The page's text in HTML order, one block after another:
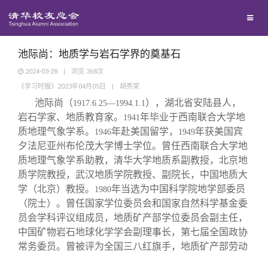
西南联大校友会
义工计划
新媒体平台
青春风采
校友文苑
校友讲坛
校友视界
校友服务
终身学习
校友总会
池际尚：地质学与岩石学界的奠基石
2024-03-28 | 浏览 368次
《学习时报》2023年04月05日
| 胡秀荣
池际尚（1917.6.25—1994.1.1），湖北省安陆县人，
岩石学家、地质教育家。
1941年毕业于西南联合大学地
质地理气象学系。
1946年赴美国留学， 1949年获美国宾
夕法尼亚州布伦茂大学博士学位。曾任西南联合大学地
质地理气象学系助教，清华大学地质系副教授，北京地
质学院教授，武汉地质学院教授、副院长，中国地质大
学（北京）教授。
1980年当选为中国科学院地学部委员
（院士）。曾任国家学位委员会和国家自然科学基金委
员会学科评议组成员，地质矿产部学位委员会副主任，
中国矿物岩石地球化学学会副理事长，第七届全国政协
常务委员。曾被评为全国三八红旗手，地质矿产部劳动